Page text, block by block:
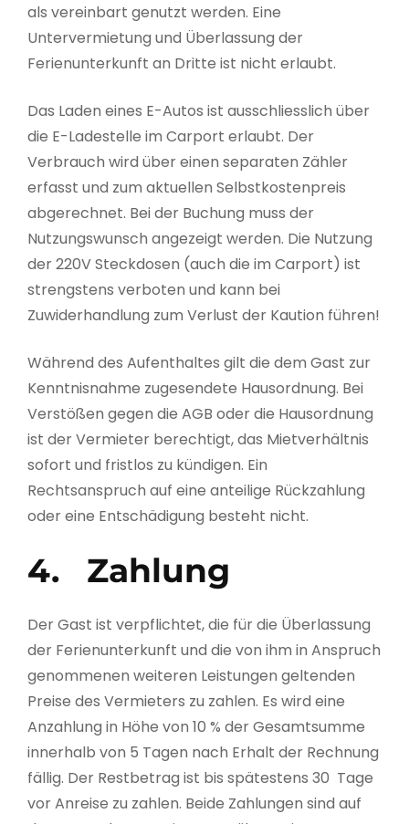
als vereinbart genutzt werden. Eine
Untervermietung und Überlassung der
Ferienunterkunft an Dritte ist nicht erlaubt.
Das Laden eines E-Autos ist ausschliesslich über
die E-Ladestelle im Carport erlaubt. Der
Verbrauch wird über einen separaten Zähler
erfasst und zum aktuellen Selbstkostenpreis
abgerechnet. Bei der Buchung muss der
Nutzungswunsch angezeigt werden. Die Nutzung
der 220V Steckdosen (auch die im Carport) ist
strengstens verboten und kann bei
Zuwiderhandlung zum Verlust der Kaution führen!
Während des Aufenthaltes gilt die dem Gast zur
Kenntnisnahme zugesendete Hausordnung. Bei
Verstößen gegen die AGB oder die Hausordnung
ist der Vermieter berechtigt, das Mietverhältnis
sofort und fristlos zu kündigen. Ein
Rechtsanspruch auf eine anteilige Rückzahlung
oder eine Entschädigung besteht nicht.
4. Zahlung
Der Gast ist verpflichtet, die für die Überlassung
der Ferienunterkunft und die von ihm in Anspruch
genommenen weiteren Leistungen geltenden
Preise des Vermieters zu zahlen. Es wird eine
Anzahlung in Höhe von 10 % der Gesamtsumme
innerhalb von 5 Tagen nach Erhalt der Rechnung
fällig. Der Restbetrag ist bis spätestens 30 Tage
vor Anreise zu zahlen. Beide Zahlungen sind auf